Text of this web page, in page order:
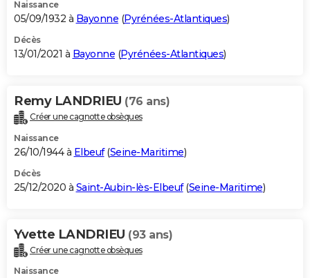
Naissance
05/09/1932 à Bayonne (Pyrénées-Atlantiques)
Décès
13/01/2021 à Bayonne (Pyrénées-Atlantiques)
Remy LANDRIEU (76 ans)
Créer une cagnotte obsèques
Naissance
26/10/1944 à Elbeuf(Seine-Maritime)
Décès
25/12/2020 à Saint-Aubin-lès-Elbeuf(Seine-Maritime)
Yvette LANDRIEU (93 ans)
Créer une cagnotte obsèques
Naissance